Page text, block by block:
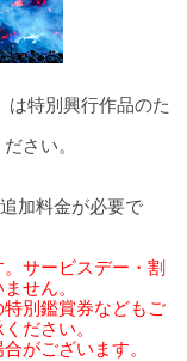
は特別興行作品のた
さい。
加料金が必要で
サービスデー・割
せん。
別鑑賞券などもご
ださい。
がございます。